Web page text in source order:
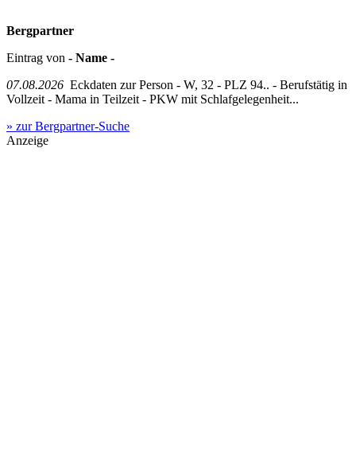
Bergpartner
Eintrag von - Name -
07.08.2026 Eckdaten zur Person - W, 32 - PLZ 94.. - Berufstätig in
Vollzeit - Mama in Teilzeit - PKW mit Schlafgelegenheit...
» zur Bergpartner-Suche
Anzeige